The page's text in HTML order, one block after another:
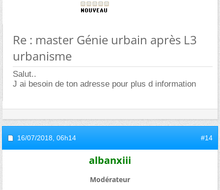
Re : master Génie urbain après L3
urbanisme
Salut..
J ai besoin de ton adresse pour plus d information
16/07/2018, 06h14 #14
albanxiii
Modérateur